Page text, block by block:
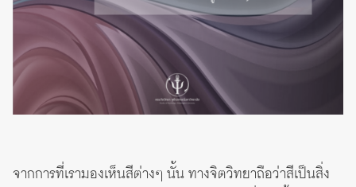
จากการที่เรามองเห็นสีต่างๆ นั้น ทางจิตวิทยาถือว่าสีเป็นสิ่ง